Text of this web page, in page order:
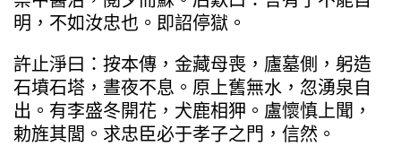
明，不如汝忠也。即詔停獄。
許止淨曰：按本傳，金藏母喪，廬墓側，躬造
石墳石塔，晝夜不息。原上舊無水，忽湧泉自
出。有李盛冬開花，犬鹿相狎。盧懷慎上聞，
勅旌其閭。求忠臣必于孝子之門，信然。